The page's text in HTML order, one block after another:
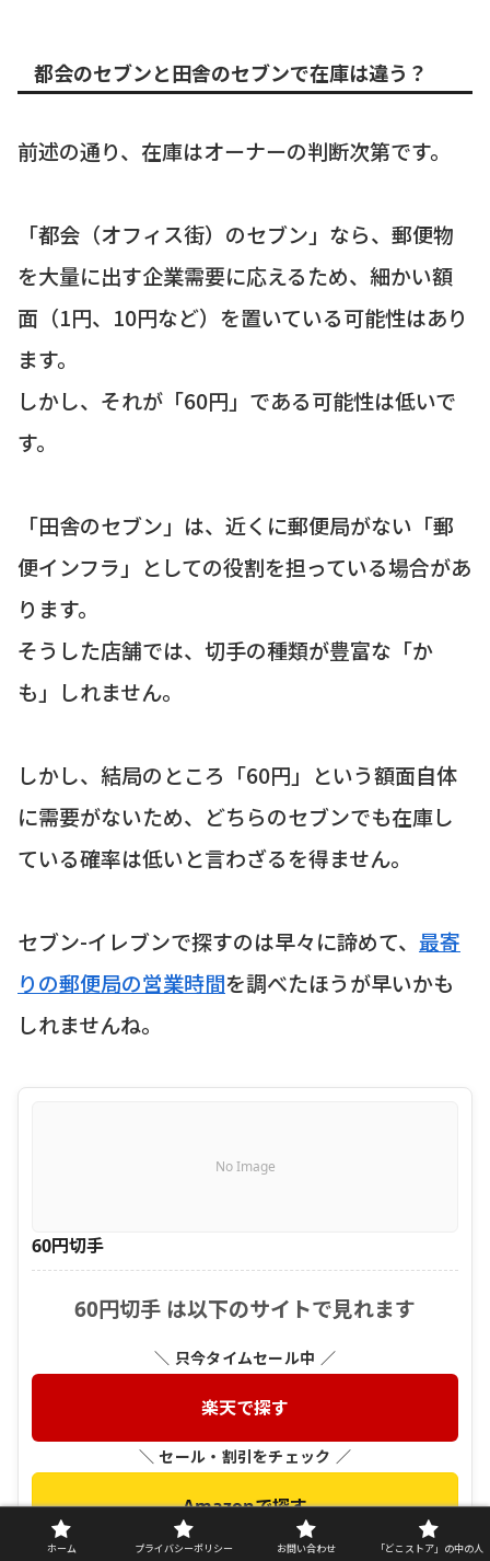
都会のセブンと田舎のセブンで在庫は違う？
前述の通り、在庫はオーナーの判断次第です。
「都会（オフィス街）のセブン」なら、郵便物
を大量に出す企業需要に応えるため、細かい額
面（1円、10円など）を置いている可能性はあり
ます。
しかし、それが「60円」である可能性は低いで
す。
「田舎のセブン」は、近くに郵便局がない「郵
便インフラ」としての役割を担っている場合があ
ります。
そうした店舗では、切手の種類が豊富な「か
も」しれません。
しかし、結局のところ「60円」という額面自体
に需要がないため、どちらのセブンでも在庫し
ている確率は低いと言わざるを得ません。
セブン-イレブンで探すのは早々に諦めて、 最寄
りの郵便局の営業時間を調べたほうが早いかも
しれませんね。
No Image
60円切手
60円切手 は以下のサイトで見れます
＼ 只今タイムセール中 ／
楽天で探す
＼ セール・割引をチェック ／
Amazonで探す
＼ クーポン配布中かも ／
ホーム プライバシーポリシー お問い合わせ 「どこストア」の中の人